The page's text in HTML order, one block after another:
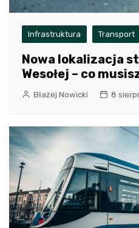
Infrastruktura Transport
Nowa lokalizacja
Wesołej – co
Błażej Nowicki 8